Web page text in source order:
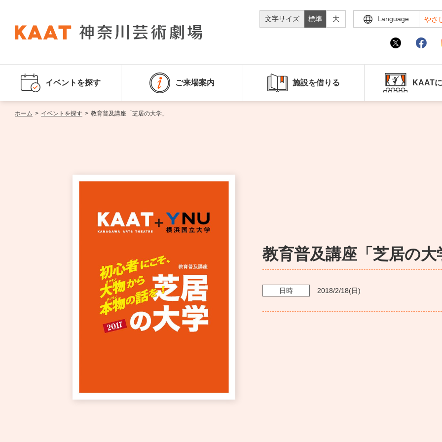
文字サイズ 標準 大 Language やさ
イベントを探す ご来場案内 施設を借りる KAAT
ホーム > イベントを探す > 教育普及講座「芝居の大学」
教育普及講座「芝居の大
日時 2018/2/18(日)